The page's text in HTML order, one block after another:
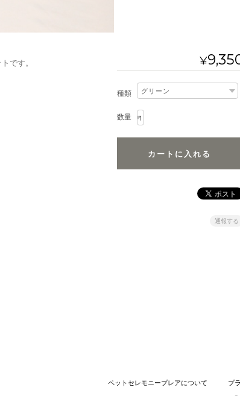
です。
¥
種類
数量
通報する
ペットセレモニープレアについて プ